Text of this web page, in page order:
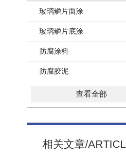
玻璃鳞片面涂
玻璃鳞片底涂
防腐涂料
防腐胶泥
查看全部
相关文章/